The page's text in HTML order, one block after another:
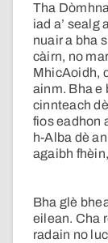
Tha
iad a’ sealg
nuair a bha
càirn, no
MhicAoidh,
ainm. Bha e
cinnteach
fios eadhon
h-Alba dè
agaibh
Bha glè
eilean. Cha
radain no